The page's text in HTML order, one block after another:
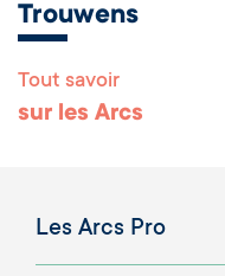
Trouwens
Tout savoir
sur les Arcs
Les Arcs Pro